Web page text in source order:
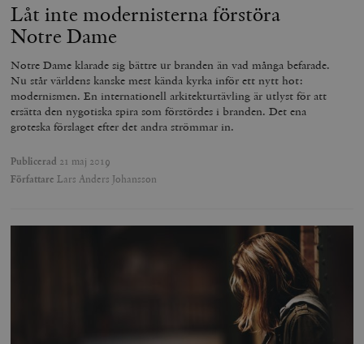
Låt inte modernisterna förstöra
Notre Dame
Notre Dame klarade sig bättre ur branden än vad många befarade.
Nu står världens kanske mest kända kyrka inför ett nytt hot:
modernismen. En internationell arkitekturtävling är utlyst för att
ersätta den nygotiska spira som förstördes i branden. Det ena
groteska förslaget efter det andra strömmar in.
Publicerad 21 maj 2019
Författare Lars Anders Johansson